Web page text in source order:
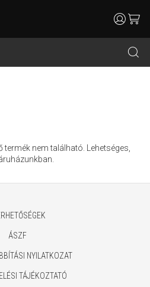
search
usercart
nem található. Lehetséges,
ÁSZF
NYILATKOZAT
TÁJÉKOZTATÓ